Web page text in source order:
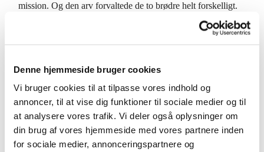
Denne hjemmeside bruger cookies
Vi bruger cookies til at tilpasse vores indhold og
annoncer, til at vise dig funktioner til sociale medier og til
at analysere vores trafik. Vi deler også oplysninger om
din brug af vores hjemmeside med vores partnere inden
for sociale medier, annonceringspartnere og
mission. Og den arv forvaltede de to brødre helt forskelligt.
Mads Skjern var optaget af ydmygheden på sådanet ydre
og han rejste på 2 eller 3. klasse som salgsrepræsentant
med sin lille søn Daniel, som måtte sidde på trappen til
bænk.
Vi ved, at det endte anderledes godt, da de i stedet tog med
grisehandleren hjem den aften og det blev begyndelsen til en
ny livsepoke og en ny forretningsidé. Det, som gav Mads
Skjern den idé, var andres manglende ydmyghed i Korsbæk.